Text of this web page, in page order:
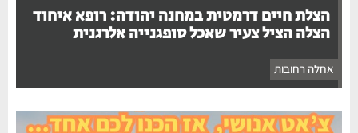
הצלת חיים דרמטית במחנה יהודה: רופא איחוד
הצלה הציל צעיר שאכל סופגנייה אלרגנית
אחלה רחובות